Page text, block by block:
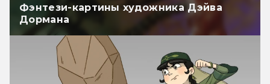
Фэнтези-картины художника Дэйва
Дормана